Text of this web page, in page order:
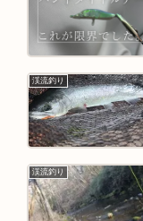
渓流釣り
渓流釣り